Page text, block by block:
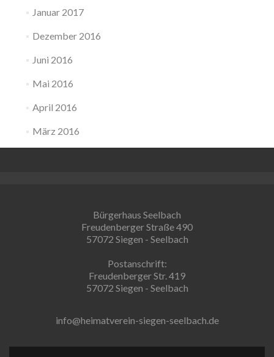
Januar 2017
Dezember 2016
Juni 2016
Mai 2016
April 2016
März 2016
Bürgerhaus Seelbach
Freudenberger Straße 490
57072 Siegen - Seelbach
Postanschrift:
Freudenberger Str. 419
57072 Siegen - Seelbach
info@heimatverein-siegen-seelbach.de